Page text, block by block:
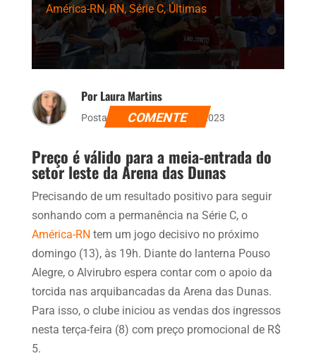
América-RN,RN, Série C,Últimas
Por Laura Martins
Postado dia 8 de agosto de 2023
COMENTE
Preço é válido para a meia-entrada do
setor leste da Arena das Dunas
Precisando de um resultado positivo para seguir
sonhando com a permanência na Série C, o
América-RN tem um jogo decisivo no próximo
domingo (13), às 19h. Diante do lanterna Pouso
Alegre, o Alvirubro espera contar com o apoio da
torcida nas arquibancadas da Arena das Dunas.
Para isso, o clube iniciou as vendas dos ingressos
nesta terça-feira (8) com preço promocional de R$
5.